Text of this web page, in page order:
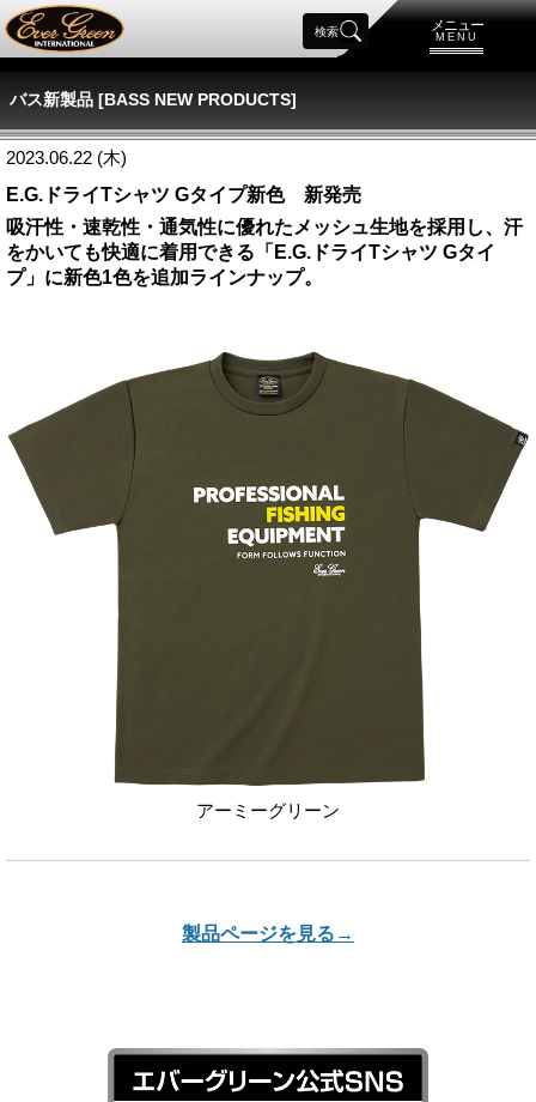
メニュー
MENU
検索
バス新製品 [BASS NEW PRODUCTS]
2023.06.22 (木)
E.G.ドライTシャツ Gタイプ新色 新発売
吸汗性・速乾性・通気性に優れたメッシュ生地を採用し、汗
をかいても快適に着用できる「E.G.ドライTシャツ Gタイ
プ」に新色1色を追加ラインナップ。
アーミーグリーン
製品ページを見る→